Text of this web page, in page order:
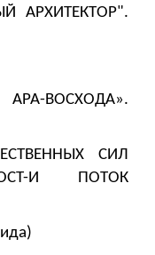
АРХИТЕКТОР".
ВОСХОДА».
СИЛ
ОСТ-И ПОТОК